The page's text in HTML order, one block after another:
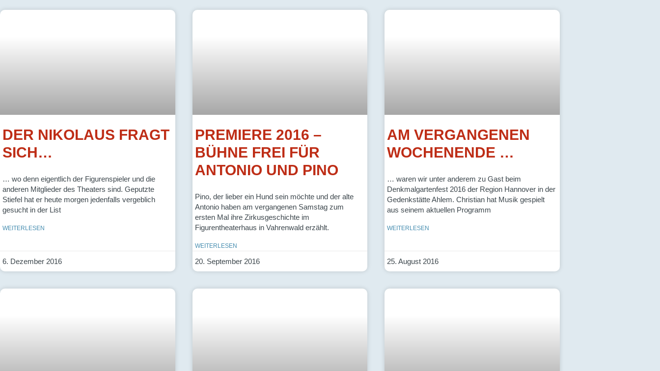
DER NIKOLAUS FRAGT
SICH…
… wo denn eigentlich der Figurenspieler und die
anderen Mitglieder des Theaters sind. Geputzte
Stiefel hat er heute morgen jedenfalls vergeblich
gesucht in der List
WEITERLESEN
6. Dezember 2016
PREMIERE 2016 –
BÜHNE FREI FÜR
ANTONIO UND PINO
Pino, der lieber ein Hund sein möchte und der alte
Antonio haben am vergangenen Samstag zum
ersten Mal ihre Zirkusgeschichte im
Figurentheaterhaus in Vahrenwald erzählt.
WEITERLESEN
20. September 2016
AM VERGANGENEN
WOCHENENDE …
… waren wir unter anderem zu Gast beim
Denkmalgartenfest 2016 der Region Hannover in der
Gedenkstätte Ahlem. Christian hat Musik gespielt
aus seinem aktuellen Programm
WEITERLESEN
25. August 2016